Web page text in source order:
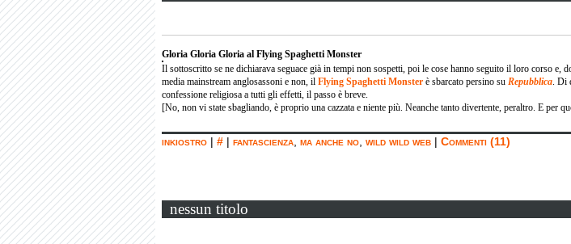
Gloria Gloria Gloria al Flying Spaghetti Monster
Il sottoscritto se ne dichiarava seguace già in tempi non sospetti, poi le cose hanno seguito il loro corso e,
media mainstream anglosassoni e non, il Flying Spaghetti Monster è sbarcato persino su Repubblica. Di
confessione religiosa a tutti gli effetti, il passo è breve.
[No, non vi state sbagliando, è proprio una cazzata e niente più. Neanche tanto divertente, peraltro. E per
inkiostro | # | fantascienza ma anche no wild wild web | Commenti (11)
nessun titolo